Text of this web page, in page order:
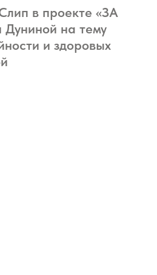
в проекте «ЗА
на тему
и здоровых